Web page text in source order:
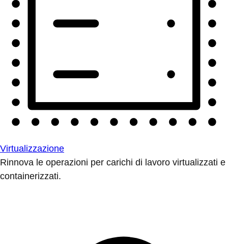
Virtualizzazione
Rinnova le operazioni per carichi di lavoro virtualizzati e
containerizzati.